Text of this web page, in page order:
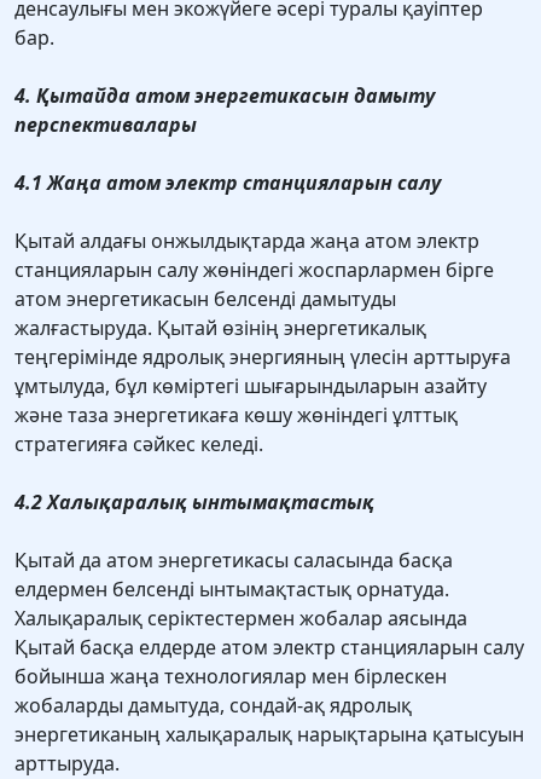
денсаулығы мен экожүйеге әсері туралы қауіптер
бар.
4. Қытайда атом энергетикасын дамыту
перспективалары
4.1 Жаңа атом электр станцияларын салу
Қытай алдағы онжылдықтарда жаңа атом электр
станцияларын салу жөніндегі жоспарлармен бірге
атом энергетикасын белсенді дамытуды
жалғастыруда. Қытай өзінің энергетикалық
теңгерімінде ядролық энергияның үлесін арттыруға
ұмтылуда, бұл көміртегі шығарындыларын азайту
және таза энергетикаға көшу жөніндегі ұлттық
стратегияға сәйкес келеді.
4.2 Халықаралық ынтымақтастық
Қытай да атом энергетикасы саласында басқа
елдермен белсенді ынтымақтастық орнатуда.
Халықаралық серіктестермен жобалар аясында
Қытай басқа елдерде атом электр станцияларын салу
бойынша жаңа технологиялар мен бірлескен
жобаларды дамытуда, сондай-ақ ядролық
энергетиканың халықаралық нарықтарына қатысуын
арттыруда.